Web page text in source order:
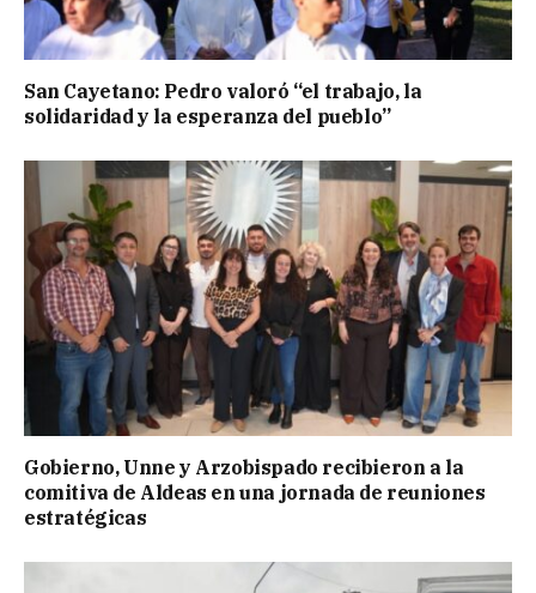
San Cayetano: Pedro valoró “el trabajo, la
solidaridad y la esperanza del pueblo”
Gobierno, Unne y Arzobispado recibieron a la
comitiva de Aldeas en una jornada de reuniones
estratégicas